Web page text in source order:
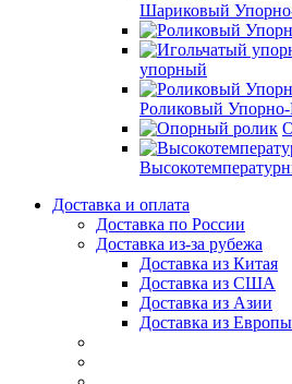
Шариковый
упорный
Роликовый
Доставка и оплата
Доставка по России
Доставка из-за рубежа
Доставка из Китая
Доставка из США
Доставка из Азии
Доставка из Европы